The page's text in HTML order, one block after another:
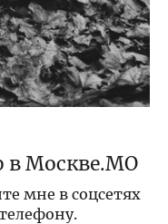
в Москве.МО
мне в соцсетях